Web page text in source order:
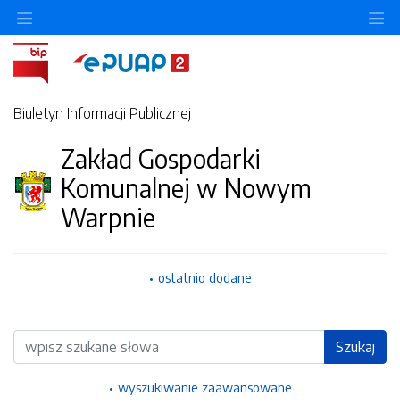
Biuletyn Informacji Publicznej
Zakład Gospodarki
Komunalnej w Nowym
Warpnie
ostatnio dodane
Wyszukiwarka Szukaj
wyszukiwanie zaawansowane